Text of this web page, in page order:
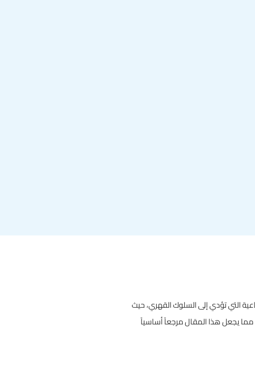
التي تؤدي إلى السلوك القهري، حيث
مما يجعل هذا المقال مرجعاً أساسياً